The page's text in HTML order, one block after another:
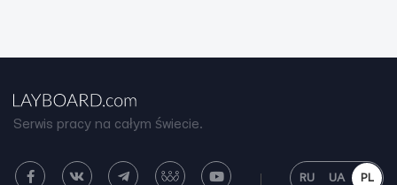
Serwis pracy na całym świecie.
RU UA PL